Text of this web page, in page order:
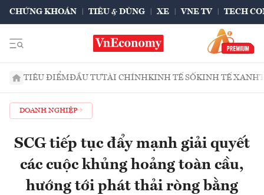
CHỨNG KHOÁN TIÊU & DÙNG XE VNE TV TECH
TIÊU ĐIỂMĐẦU TƯTÀI CHÍNHKINH TẾ SỐKINH TẾ XANH
DOANH NGHIỆP
SCG tiếp tục đẩy mạnh giải quyết
các cuộc khủng hoảng toàn cầu,
hướng tới phát thải ròng bằng